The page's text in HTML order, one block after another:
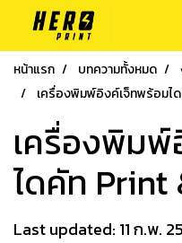
หน้าแรก บทความทั้งหมด
เครื่องพิมพ์อิงค์เจ็ทพร้อมไ
เครื่องพิม
ไดคัท Print
Last updated: 11 ก.พ.